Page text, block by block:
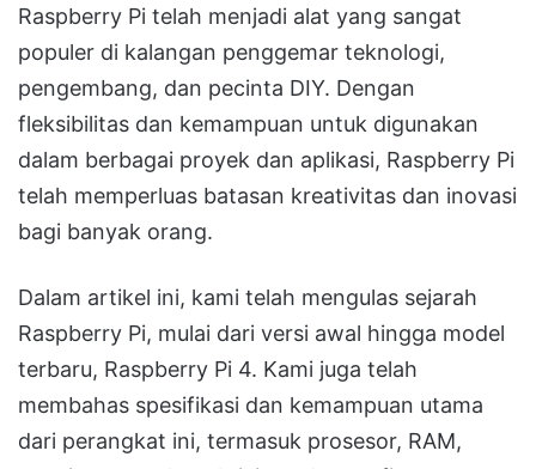
Raspberry Pi telah menjadi alat yang sangat
populer di kalangan penggemar teknologi,
pengembang, dan pecinta DIY. Dengan
fleksibilitas dan kemampuan untuk digunakan
dalam berbagai proyek dan aplikasi, Raspberry Pi
telah memperluas batasan kreativitas dan inovasi
bagi banyak orang.
Dalam artikel ini, kami telah mengulas sejarah
Raspberry Pi, mulai dari versi awal hingga model
terbaru, Raspberry Pi 4. Kami juga telah
membahas spesifikasi dan kemampuan utama
dari perangkat ini, termasuk prosesor, RAM,